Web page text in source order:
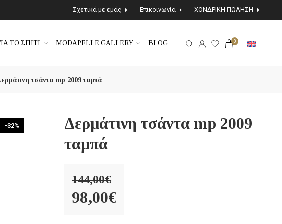
Σχετικά με εμάς Επικοινωνία ΧΟΝΔΡΙΚΗ ΠΩΛΗΣΗ
ΤΟ ΣΠΙΤΙ MODAPELLE GALLERY BLOG 0
τσάντα mp 2009 ταμπά
-32%
Δερμάτινη τσάντα mp 2009
ταμπά
144,00€
Original
98,00€